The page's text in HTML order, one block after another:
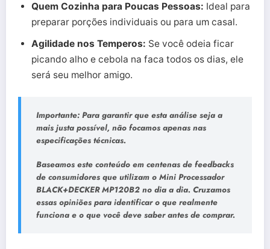
Quem Cozinha para Poucas Pessoas: Ideal para
preparar porções individuais ou para um casal.
Agilidade nos Temperos: Se você odeia ficar
picando alho e cebola na faca todos os dias, ele
será seu melhor amigo.
Importante: Para garantir que esta análise seja a
mais justa possível, não focamos apenas nas
especificações técnicas.
Baseamos este conteúdo em centenas de feedbacks
de consumidores que utilizam o Mini Processador
BLACK+DECKER MP120B2 no dia a dia. Cruzamos
essas opiniões para identificar o que realmente
funciona e o que você deve saber antes de comprar.